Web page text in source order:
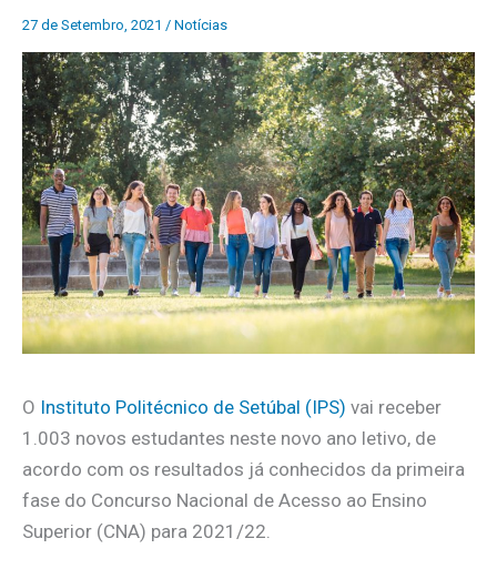
27 de Setembro, 2021 / Notícias
O Instituto Politécnico de Setúbal (IPS) vai receber
1.003 novos estudantes neste novo ano letivo, de
acordo com os resultados já conhecidos da primeira
fase do Concurso Nacional de Acesso ao Ensino
Superior (CNA) para 2021/22.